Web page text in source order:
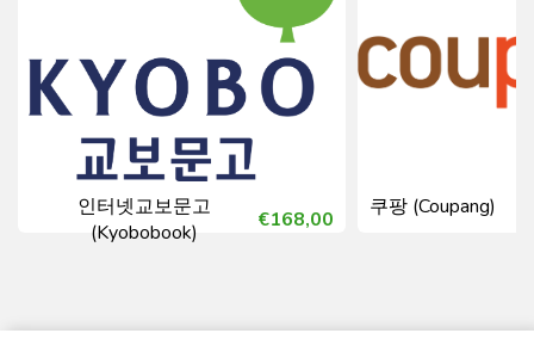
인터넷교보문고
(Kyobobook)
€168,00 쿠팡 (Coupang)